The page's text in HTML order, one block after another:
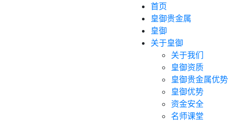
首页
皇御贵金属
皇御
关于皇御
关于我们
皇御资质
皇御贵金属优势
皇御优势
资金安全
名师课堂